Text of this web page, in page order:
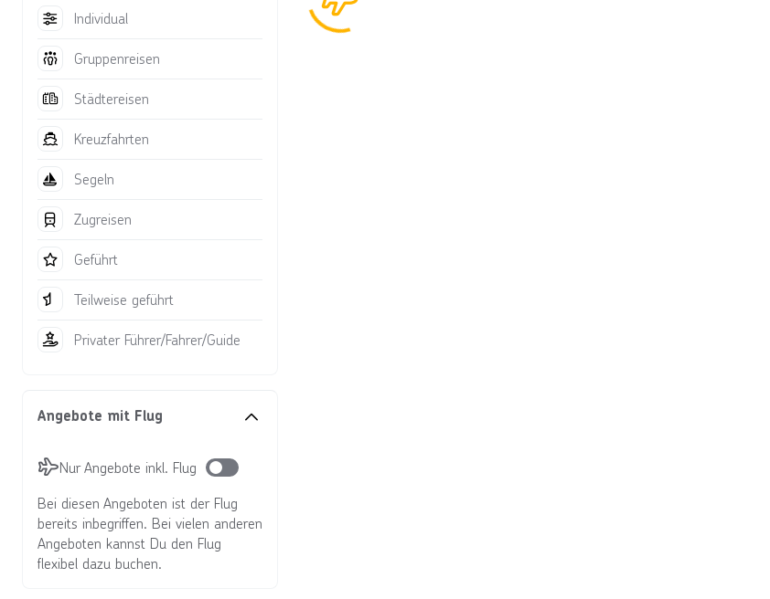
Individual
Gruppenreisen
Städtereisen
Kreuzfahrten
Segeln
Zugreisen
Geführt
Teilweise geführt
Privater Führer/Fahrer/Guide
Angebote mit Flug
Nur Angebote inkl. Flug
Bei diesen Angeboten ist der Flug
bereits inbegriffen. Bei vielen anderen
Angeboten kannst Du den Flug
flexibel dazu buchen.